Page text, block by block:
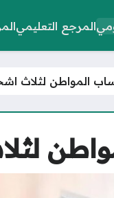
المرجع التعليمي
المواطن لثلاث